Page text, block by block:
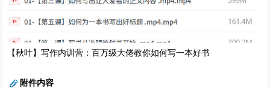
【秋叶】写作内训营：百万级大佬教你如何写一本好书
附件内容